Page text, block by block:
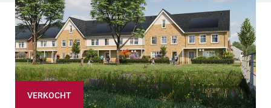
VERKOCHT